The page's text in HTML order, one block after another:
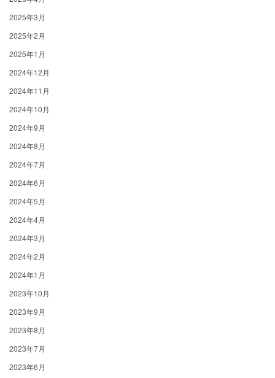
2025年3月
2025年2月
2025年1月
2024年12月
2024年11月
2024年10月
2024年9月
2024年8月
2024年7月
2024年6月
2024年5月
2024年4月
2024年3月
2024年2月
2024年1月
2023年10月
2023年9月
2023年8月
2023年7月
2023年6月